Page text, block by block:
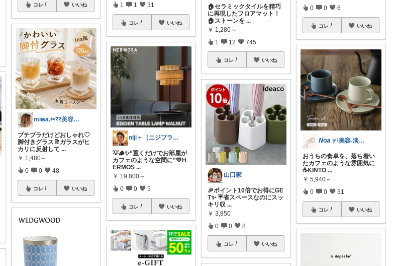
コレ いいね
miwa.✂︎ﾏﾏ美容師💎
プチプラだけどおしゃれ♡
脚付きグラス🥂ガラスがヒ
カリに反射して ...
￥ 1,480～
0 0 48
コレ いいね
1 1 31
コレ いいね
niji＋（ニジプラス）感謝しています
💡🪵✨“置くだけでお部屋が
カフェのような空間に”💛H
ERMOS ...
￥ 19,800～
0 0 5
コレ いいね
🏠セラミックタイルを精巧
に再現したフロアマット！
🏠ストーンを ...
￥ 1,280～
1 12 745
コレ いいね
山口家
🎉ポイント10倍でお得にGE
T✨ ☔省スペースなのにスッ
キリ収 ...
￥ 3,850
0 0 8
コレ いいね
0 0 6
コレ いいね
𝘕𝘰𝘢 𓍯美容˖淡色˖グレージュ
おうちの食卓を、落ち着い
たカフェのような雰囲気に
☕KINTO...
￥ 5,940～
0 0 31
コレ いいね